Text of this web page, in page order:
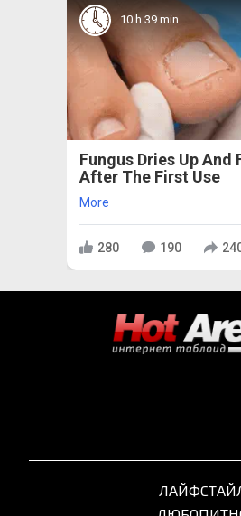
10 h 39 min
Fungus Dries Up And
After The First Use
More
280 190